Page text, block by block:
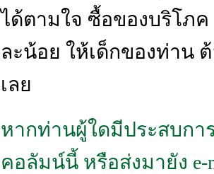
ได้ตามใจ ซื้อของบริโภ
ละน้อย ให้เด็กของท่าน
เลย
หากท่านผู้ใดมีประสบกา
คอลัมน์นี้ หรือส่งมายัง e-